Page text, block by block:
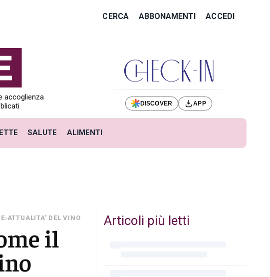
CERCA ABBONAMENTI ACCEDI
accoglienza
DISCOVER APP
SALUTE ALIMENTI
»ATTUALITA' DEL VINO
il
Articoli più letti